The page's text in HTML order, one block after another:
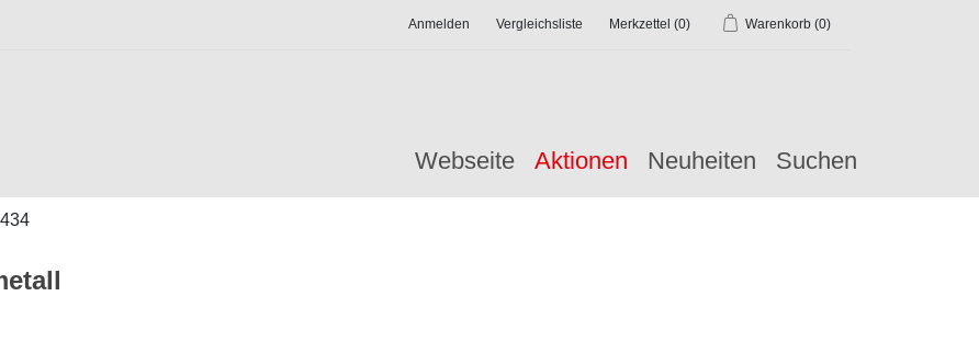
Anmelden Vergleichsliste Merkzettel (0) Warenkorb (0)
Webseite Aktionen Neuheiten Suchen